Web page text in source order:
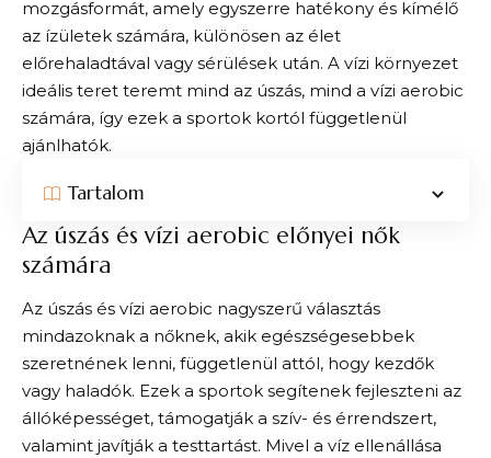
mozgásformát, amely egyszerre hatékony és kímélő
az ízületek számára, különösen az élet
előrehaladtával vagy sérülések után. A vízi környezet
ideális teret teremt mind az úszás, mind a vízi aerobic
számára, így ezek a sportok kortól függetlenül
ajánlhatók.
Tartalom
Az úszás és vízi aerobic előnyei nők
számára
Az úszás és vízi aerobic nagyszerű választás
mindazoknak a nőknek, akik egészségesebbek
szeretnének lenni, függetlenül attól, hogy kezdők
vagy haladók. Ezek a sportok segítenek fejleszteni az
állóképességet, támogatják a szív- és érrendszert,
valamint javítják a testtartást. Mivel a víz ellenállása